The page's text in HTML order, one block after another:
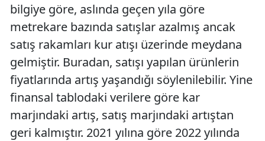
bilgiye göre, aslında geçen yıla göre
metrekare bazında satışlar azalmış ancak
satış rakamları kur atışı üzerinde meydana
gelmiştir. Buradan, satışı yapılan ürünlerin
fiyatlarında artış yaşandığı söylenilebilir. Yine
finansal tablodaki verilere göre kar
marjındaki artış, satış marjındaki artıştan
geri kalmıştır. 2021 yılına göre 2022 yılında